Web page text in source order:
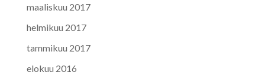
maaliskuu 2017
helmikuu 2017
tammikuu 2017
elokuu 2016